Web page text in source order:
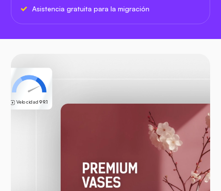
Asistencia gratuita para la migración
Velocidad99.1